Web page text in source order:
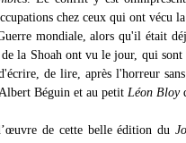
chez ceux qui ont vécu
mondiale, alors qu'il était
la Shoah ont vu le jour, qui sont
de lire, après l'horreur
Béguin et au petit Léon Bloy
de cette belle édition du